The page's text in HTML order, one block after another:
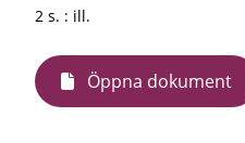
2 s. : ill.
Öppna dokument